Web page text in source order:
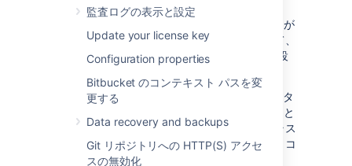
監査ログの表示と設定
Update your license key
Configuration properties
Bitbucket のコンテキスト パスを変
更する
Data recovery and backups
Git リポジトリへの HTTP(S) アクセ
スの無効化
プロイを柔軟にスケーリングできます。また、
Data Center 製品で使える多数の管理サービスが
用意されています。これらのサービスによって、
デプロイのクラスタ インフラストラクチャの設
Helm チャート
を使用して Data Center インスタ
ンスを Kubernetes クラスタにデプロイすること
をお勧めします。これにより、最新のインフラス
トラクチャを使用しながら、データを管理し、コ
ンプライアンス ニーズを満たすことができま